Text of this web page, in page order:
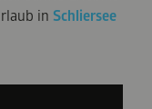
in Schliersee